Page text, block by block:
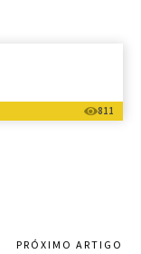
811
PRÓXIMO ARTIGO